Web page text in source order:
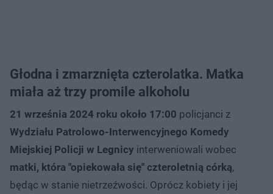
Głodna i zmarznięta czterolatka. Matka
miała aż trzy promile alkoholu
21 września 2024 roku około 17:00 policjanci z
Wydziału Patrolowo-Interwencyjnego Komedy
Miejskiej Policji w Legnicy interweniowali wobec
matki, która "opiekowała się" czteroletnią córką,
będąc w stanie nietrzeźwości. Oprócz kobiety i jej